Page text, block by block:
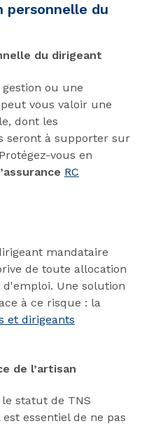
du
du dirigeant
ou une
vous valoir une
dont les
seront à supporter sur
vous en
RC
mandataire
de toute allocation
Une solution
à ce risque : la
et dirigeants
de l’artisan
statut de TNS
essentiel de ne pas